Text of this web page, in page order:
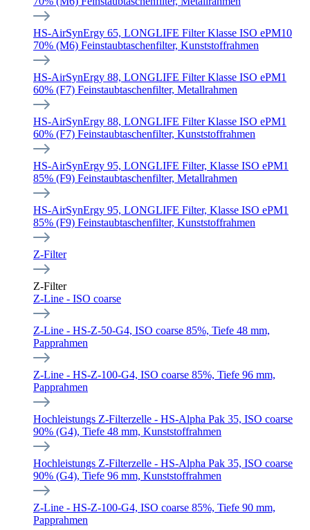
HS-AirSynErgy 65, LONGLIFE Filter Klasse ISO ePM10
70% (M6) Feinstaubtaschenfilter, Kunststoffrahmen
HS-AirSynErgy 88, LONGLIFE Filter Klasse ISO ePM1
60% (F7) Feinstaubtaschenfilter, Metallrahmen
HS-AirSynErgy 88, LONGLIFE Filter Klasse ISO ePM1
60% (F7) Feinstaubtaschenfilter, Kunststoffrahmen
HS-AirSynErgy 95, LONGLIFE Filter, Klasse ISO ePM1
85% (F9) Feinstaubtaschenfilter, Metallrahmen
HS-AirSynErgy 95, LONGLIFE Filter, Klasse ISO ePM1
85% (F9) Feinstaubtaschenfilter, Kunststoffrahmen
Z-Filter
Z-Filter
Z-Line - ISO coarse
Z-Line - HS-Z-50-G4, ISO coarse 85%, Tiefe 48 mm,
Papprahmen
Z-Line - HS-Z-100-G4, ISO coarse 85%, Tiefe 96 mm,
Papprahmen
Hochleistungs Z-Filterzelle - HS-Alpha Pak 35, ISO coarse
90% (G4), Tiefe 48 mm, Kunststoffrahmen
Hochleistungs Z-Filterzelle - HS-Alpha Pak 35, ISO coarse
90% (G4), Tiefe 96 mm, Kunststoffrahmen
Z-Line - HS-Z-100-G4, ISO coarse 85%, Tiefe 90 mm,
Papprahmen